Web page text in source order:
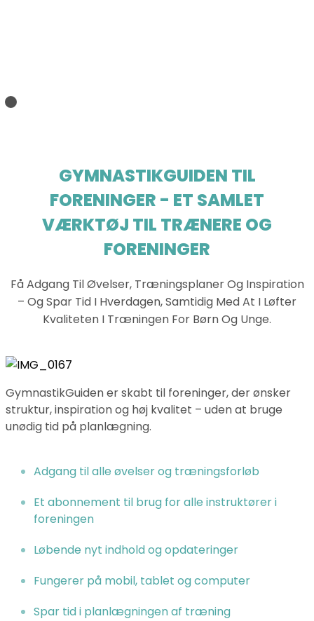
GYMNASTIKGUIDEN TIL
FORENINGER - ET SAMLET
VÆRKTØJ TIL TRÆNERE OG
FORENINGER
Få Adgang Til Øvelser, Træningsplaner Og Inspiration
– Og Spar Tid I Hverdagen, Samtidig Med At I Løfter
Kvaliteten I Træningen For Børn Og Unge.
GymnastikGuiden er skabt til foreninger, der ønsker
struktur, inspiration og høj kvalitet – uden at bruge
unødig tid på planlægning.
Adgang til alle øvelser og træningsforløb
Et abonnement til brug for alle instruktører i
foreningen
Løbende nyt indhold og opdateringer
Fungerer på mobil, tablet og computer
Spar tid i planlægningen af træning